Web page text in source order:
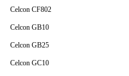
Celcon CF802
Celcon GB10
Celcon GB25
Celcon GC10